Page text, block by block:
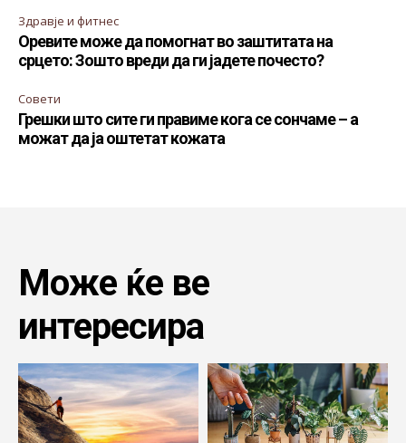
Здравје и фитнес
Оревите може да помогнат во заштитата на
срцето: Зошто вреди да ги јадете почесто?
Совети
Грешки што сите ги правиме кога се сончаме – а
можат да ја оштетат кожата
Може ќе ве
интересира